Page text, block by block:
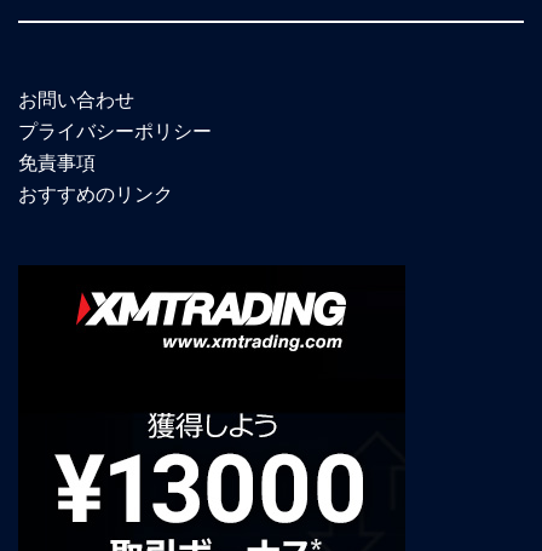
お問い合わせ
プライバシーポリシー
免責事項
おすすめのリンク